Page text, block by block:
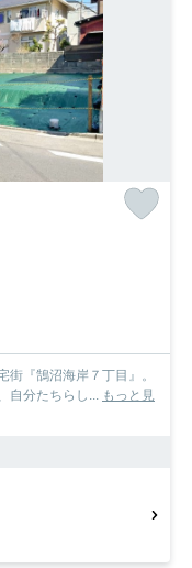
『鵠沼海岸７丁目』。
自分たちらし...
もっと見